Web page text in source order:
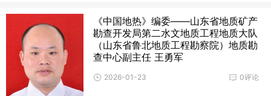
《中国地热》编委——山东省地质矿产
勘查开发局第二水文地质工程地质大队
（山东省鲁北地质工程勘察院）地质勘
查中心副主任 王勇军
0评论
2026-01-23